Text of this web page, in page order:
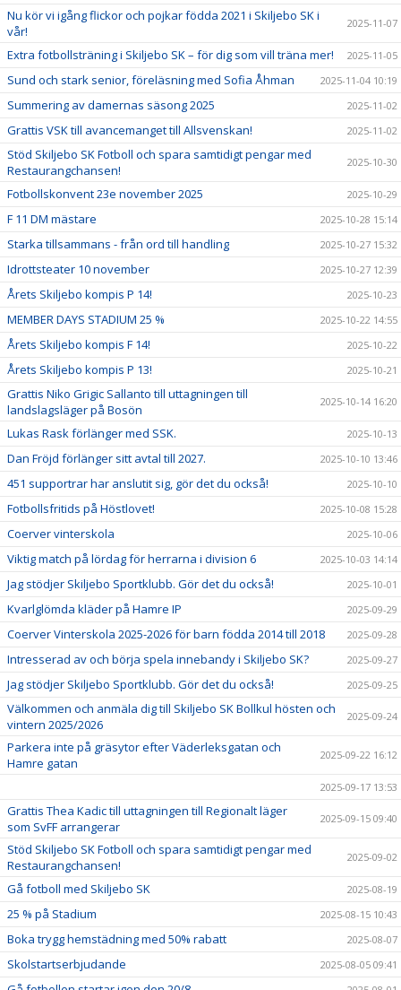
Nu kör vi igång flickor och pojkar födda 2021 i Skiljebo SK i
vår!
2025-11-07
Extra fotbollsträning i Skiljebo SK – för dig som vill träna mer! 2025-11-05
Sund och stark senior, föreläsning med Sofia Åhman 2025-11-04 10:19
Summering av damernas säsong 2025 2025-11-02
Grattis VSK till avancemanget till Allsvenskan! 2025-11-02
Stöd Skiljebo SK Fotboll och spara samtidigt pengar med
Restaurangchansen!
2025-10-30
Fotbollskonvent 23e november 2025 2025-10-29
F 11 DM mästare 2025-10-28 15:14
Starka tillsammans - från ord till handling 2025-10-27 15:32
Idrottsteater 10 november 2025-10-27 12:39
Årets Skiljebo kompis P 14! 2025-10-23
MEMBER DAYS STADIUM 25 % 2025-10-22 14:55
Årets Skiljebo kompis F 14! 2025-10-22
Årets Skiljebo kompis P 13! 2025-10-21
Grattis Niko Grigic Sallanto till uttagningen till
landslagsläger på Bosön
2025-10-14 16:20
Lukas Rask förlänger med SSK. 2025-10-13
Dan Fröjd förlänger sitt avtal till 2027. 2025-10-10 13:46
451 supportrar har anslutit sig, gör det du också! 2025-10-10
Fotbollsfritids på Höstlovet! 2025-10-08 15:28
Coerver vinterskola 2025-10-06
Viktig match på lördag för herrarna i division 6 2025-10-03 14:14
Jag stödjer Skiljebo Sportklubb. Gör det du också! 2025-10-01
Kvarlglömda kläder på Hamre IP 2025-09-29
Coerver Vinterskola 2025-2026 för barn födda 2014 till 2018 2025-09-28
Intresserad av och börja spela innebandy i Skiljebo SK? 2025-09-27
Jag stödjer Skiljebo Sportklubb. Gör det du också! 2025-09-25
Välkommen och anmäla dig till Skiljebo SK Bollkul hösten och
vintern 2025/2026
2025-09-24
Parkera inte på gräsytor efter Väderleksgatan och
Hamre gatan
2025-09-22 16:12
2025-09-17 13:53
Grattis Thea Kadic till uttagningen till Regionalt läger
som SvFF arrangerar
2025-09-15 09:40
Stöd Skiljebo SK Fotboll och spara samtidigt pengar med
Restaurangchansen!
2025-09-02
Gå fotboll med Skiljebo SK 2025-08-19
25 % på Stadium 2025-08-15 10:43
Boka trygg hemstädning med 50% rabatt 2025-08-07
Skolstartserbjudande 2025-08-05 09:41